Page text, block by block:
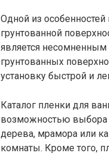
Одной из
грунтованной
является
грунтованных
установку быстрой и
Каталог пленки для
возможностью выбора
дерева, мрамора или
комнаты. Кроме того,